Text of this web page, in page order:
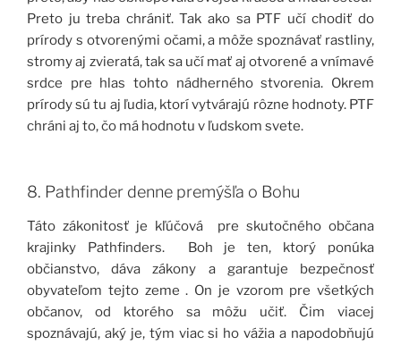
Preto ju treba chrániť. Tak ako sa PTF učí chodiť do
prírody s otvorenými očami, a môže spoznávať rastliny,
stromy aj zvieratá, tak sa učí mať aj otvorené a vnímavé
srdce pre hlas tohto nádherného stvorenia. Okrem
prírody sú tu aj ľudia, ktorí vytvárajú rôzne hodnoty. PTF
chráni aj to, čo má hodnotu v ľudskom svete.
8. Pathfinder denne premýšľa o Bohu
Táto zákonitosť je kľúčová pre skutočného občana
krajinky Pathfinders. Boh je ten, ktorý ponúka
občianstvo, dáva zákony a garantuje bezpečnosť
obyvateľom tejto zeme . On je vzorom pre všetkých
občanov, od ktorého sa môžu učiť. Čim viacej
spoznávajú, aký je, tým viac si ho vážia a napodobňujú